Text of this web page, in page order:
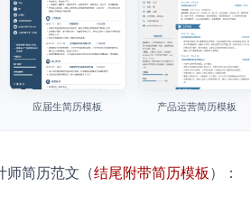
应届生简历模板 产品运营简历模板
师简历范文（结尾附带简历模板）：